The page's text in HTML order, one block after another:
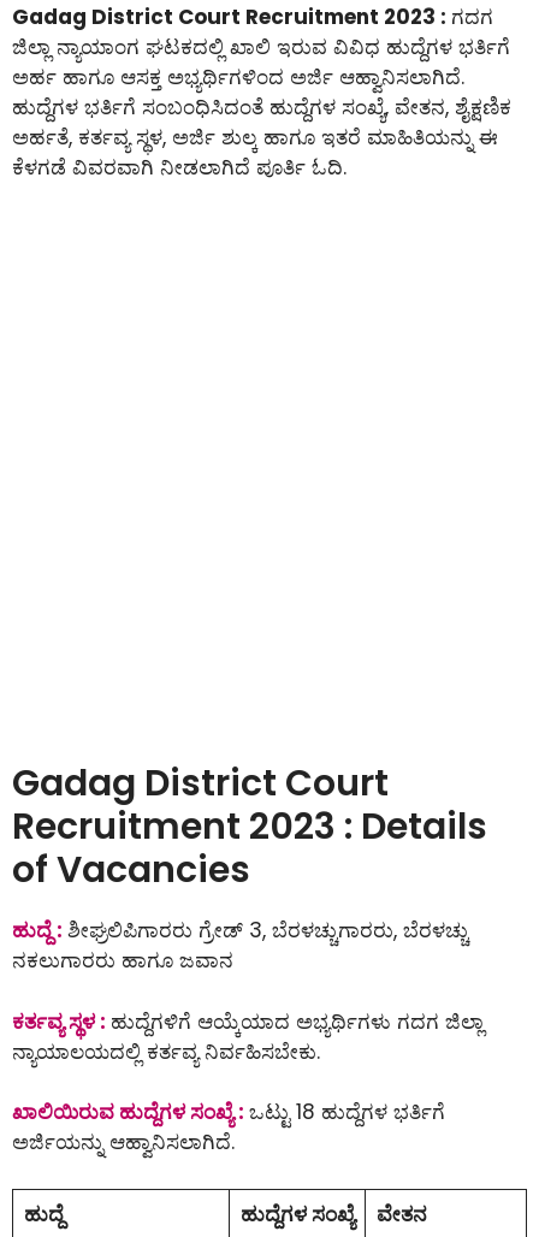
Gadag District Court Recruitment 2023 : ಗದಗ
ಜಿಲ್ಲಾ ನ್ಯಾಯಾಂಗ ಘಟಕದಲ್ಲಿ ಖಾಲಿ ಇರುವ ವಿವಿಧ ಹುದ್ದೆಗಳ ಭರ್ತಿಗೆ
ಅರ್ಹ ಹಾಗೂ ಆಸಕ್ತ ಅಭ್ಯರ್ಥಿಗಳಿಂದ ಅರ್ಜಿ ಆಹ್ವಾನಿಸಲಾಗಿದೆ.
ಹುದ್ದೆಗಳ ಭರ್ತಿಗೆ ಸಂಬಂಧಿಸಿದಂತೆ ಹುದ್ದೆಗಳ ಸಂಖ್ಯೆ, ವೇತನ, ಶೈಕ್ಷಣಿಕ
ಅರ್ಹತೆ, ಕರ್ತವ್ಯ ಸ್ಥಳ, ಅರ್ಜಿ ಶುಲ್ಕ ಹಾಗೂ ಇತರೆ ಮಾಹಿತಿಯನ್ನು ಈ
ಕೆಳಗಡೆ ವಿವರವಾಗಿ ನೀಡಲಾಗಿದೆ ಪೂರ್ತಿ ಓದಿ.
Gadag District Court
Recruitment 2023 : Details
of Vacancies
ಹುದ್ದೆ : ಶೀಘ್ರಲಿಪಿಗಾರರು ಗ್ರೇಡ್ 3, ಬೆರಳಚ್ಚುಗಾರರು, ಬೆರಳಚ್ಚು
ನಕಲುಗಾರರು ಹಾಗೂ ಜವಾನ
ಕರ್ತವ್ಯ ಸ್ಥಳ : ಹುದ್ದೆಗಳಿಗೆ ಆಯ್ಕೆಯಾದ ಅಭ್ಯರ್ಥಿಗಳು ಗದಗ ಜಿಲ್ಲಾ
ನ್ಯಾಯಾಲಯದಲ್ಲಿ ಕರ್ತವ್ಯ ನಿರ್ವಹಿಸಬೇಕು.
ಖಾಲಿಯಿರುವ ಹುದ್ದೆಗಳ ಸಂಖ್ಯೆ : ಒಟ್ಟು 18 ಹುದ್ದೆಗಳ ಭರ್ತಿಗೆ
ಅರ್ಜಿಯನ್ನು ಆಹ್ವಾನಿಸಲಾಗಿದೆ.
ಹುದ್ದೆ ಹುದ್ದೆಗಳ ಸಂಖ್ಯೆ
ವೇತನ